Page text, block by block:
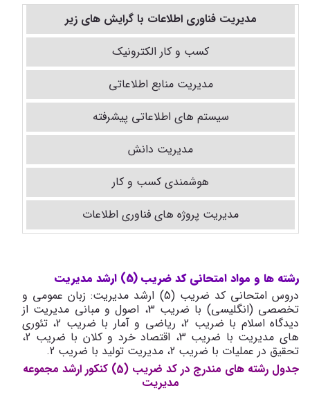
مدیریت فناوری اطلاعات با گرایش های زیر
کسب و کار الکترونیک
مدیریت منابع اطلاعاتی
سیستم های اطلاعاتی پیشرفته
مدیریت دانش
هوشمندی کسب و کار
مدیریت پروژه های فناوری اطلاعات
رشته ها و مواد امتحانی کد ضریب (5) ارشد مدیریت
دروس امتحانی کد ضریب (5) ارشد مدیریت: زبان عمومی و
تخصصی (انگلیسی) با ضریب 3، اصول و مبانی مدیریت از
دیدگاه اسلام با ضریب 2، ریاضی و آمار با ضریب 2، تئوری
های مدیریت با ضریب 3، اقتصاد خرد و کلان با ضریب 2،
تحقیق در عملیات با ضریب 2، مدیریت تولید با ضریب 2.
جدول رشته های مندرج در کد ضریب (5) کنکور ارشد مجموعه
مدیریت